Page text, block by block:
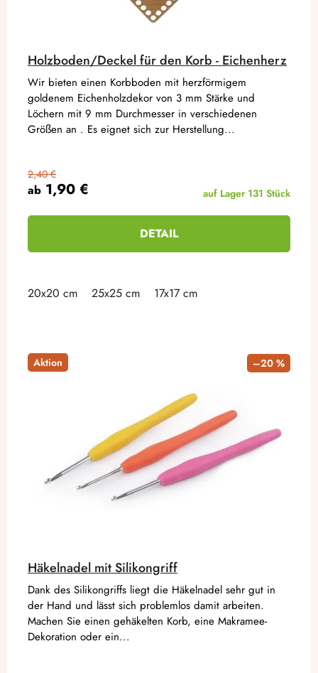
Holzboden/Deckel für den Korb - Eichenherz
ab 1,90 €
2,40 €
auf Lager 131 Stück
DETAIL
Wir bieten einen Korbboden mit herzförmigem
goldenem Eichenholzdekor von 3 mm Stärke und
Löchern mit 9 mm Durchmesser in verschiedenen
Größen an . Es eignet sich zur Herstellung...
20x20 cm 25x25 cm 17x17 cm
Aktion –20 %
Häkelnadel mit Silikongriff
Dank des Silikongriffs liegt die Häkelnadel sehr gut in
der Hand und lässt sich problemlos damit arbeiten.
Machen Sie einen gehäkelten Korb, eine Makramee-
Dekoration oder ein...